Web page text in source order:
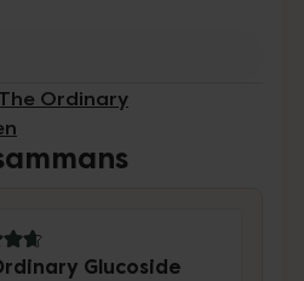
Ordinary
5 i omdöme
Glucoside